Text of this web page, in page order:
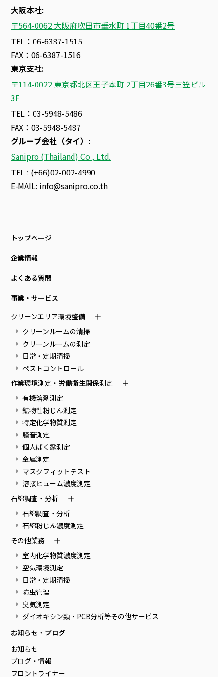
大阪本社:
〒564-0062 大阪府吹田市垂水町 1丁目40番2号
TEL：06-6387-1515
FAX：06-6387-1516
東京支社:
〒114-0022 東京都北区王子本町 2丁目26番3号三笠ビル
3F
TEL：03-5948-5486
FAX：03-5948-5487
グループ会社（タイ） :
Sanipro (Thailand) Co., Ltd.
TEL : (+66)02-002-4990
E-MAIL: info@sanipro.co.th
トップページ
企業情報
よくある質問
事業・サービス
クリーンエリア環境整備
クリーンルームの清掃
クリーンルームの測定
日常・定期清掃
ペストコントロール
作業環境測定・労働衛生関係測定
有機溶剤測定
鉱物性粉じん測定
特定化学物質測定
騒音測定
個人ばく露測定
金属測定
マスクフィットテスト
溶接ヒューム濃度測定
石綿調査・分析
石綿調査・分析
石綿粉じん濃度測定
その他業務
室内化学物質濃度測定
空気環境測定
日常・定期清掃
防虫管理
臭気測定
ダイオキシン類・PCB分析等その他サービス
お知らせ・ブログ
お知らせ
ブログ・情報
フロントライナー